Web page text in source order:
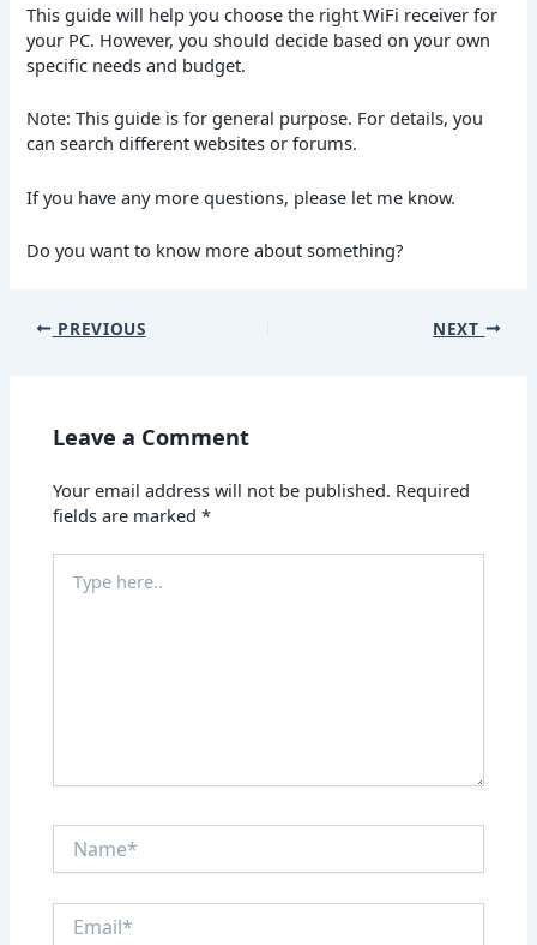
This guide will help you choose the right WiFi receiver for
your PC. However, you should decide based on your own
specific needs and budget.
Note: This guide is for general purpose. For details, you
can search different websites or forums.
If you have any more questions, please let me know.
Do you want to know more about something?
PREVIOUS NEXT
Leave a Comment
Your email address will not be published. Required
fields are marked*
here..